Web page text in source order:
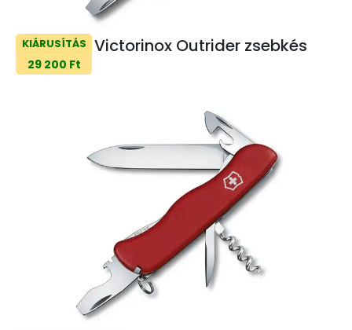
KIÁRUSÍTÁS
29 200 Ft
Victorinox Outrider zsebkés